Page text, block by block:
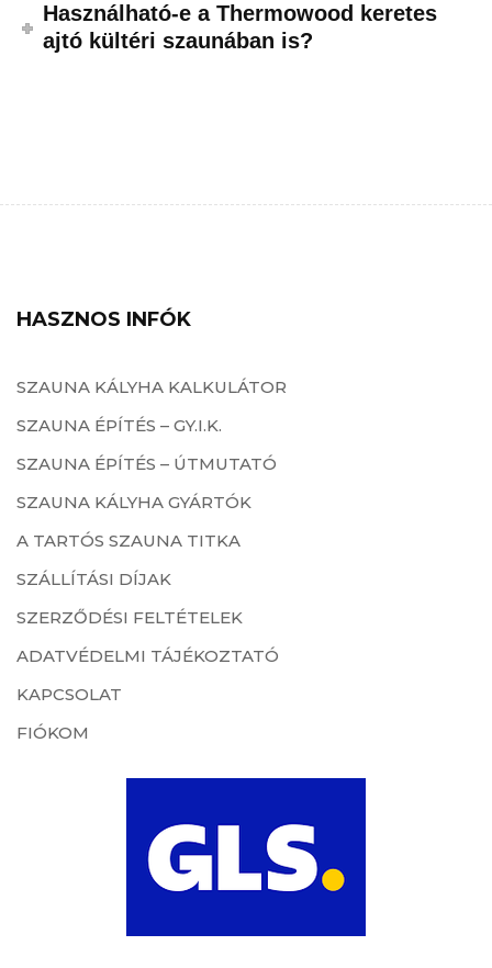
Használható-e a Thermowood keretes
ajtó kültéri szaunában is?
HASZNOS INFÓK
SZAUNA KÁLYHA KALKULÁTOR
SZAUNA ÉPÍTÉS – GY.I.K.
SZAUNA ÉPÍTÉS – ÚTMUTATÓ
SZAUNA KÁLYHA GYÁRTÓK
A TARTÓS SZAUNA TITKA
SZÁLLÍTÁSI DÍJAK
SZERZŐDÉSI FELTÉTELEK
ADATVÉDELMI TÁJÉKOZTATÓ
KAPCSOLAT
FIÓKOM